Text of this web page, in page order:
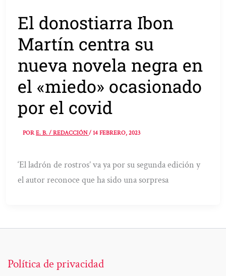
El donostiarra Ibon
Martín centra su
nueva novela negra en
el «miedo» ocasionado
por el covid
PORE. B. / REDACCIÓN/14 FEBRERO, 2023
‘El ladrón de rostros’ va ya por su segunda edición y
el autor reconoce que ha sido una sorpresa
Política de privacidad